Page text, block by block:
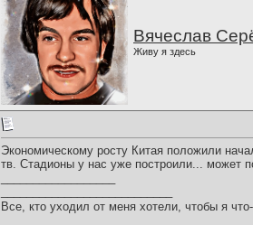
Вячеслав
Живу я здесь
Экономическому росту Китая положили
тв. Стадионы у нас уже построили... может
Все, кто уходил от меня хотели, чтобы я